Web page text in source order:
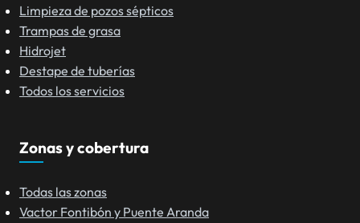
Limpieza de pozos sépticos
Trampas de grasa
Hidrojet
Destape de tuberías
Todos los servicios
Zonas y cobertura
Todas las zonas
Vactor Fontibón y Puente Aranda